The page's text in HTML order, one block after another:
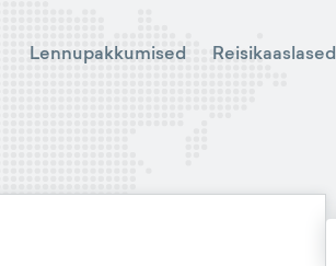
Lennupakkumised Reisikaaslased